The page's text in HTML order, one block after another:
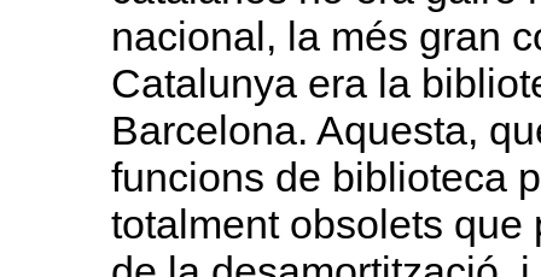
nacional, la més gran
Catalunya era la
Barcelona. Aquesta,
funcions de biblioteca
totalment obsolets